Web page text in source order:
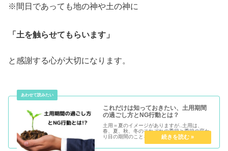
※間日であっても地の神や土の神に
「土を触らせてもらいます」
と感謝する心が大切になります。
これだけは知っておきたい、土用期間
の過ごし方とNG行動とは？
土用＝夏のイメージがありますが..土用は、
春、夏、秋、冬のそれぞれの季節と季節の変わ
り目の期間のことを指します。土用期間は「立
春」「立夏」「立秋」「立冬」 の直前の約18
日間で、年に4回ありますので18日×4回＝年間